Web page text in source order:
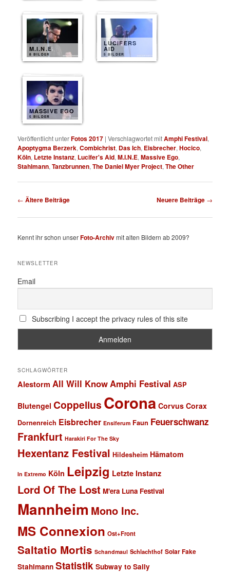
M.I.N.E
8 BILDER
LUCIFERS
AID
5 BILDER
MASSIVE EGO
5 BILDER
Veröffentlicht unterFotos 2017 |Verschlagwortet mitAmphi Festival,
Apoptygma Berzerk,Combichrist, Das Ich, Eisbrecher,Hocico,
Köln, Letzte Instanz, Lucifer's Aid,M.I.N.E,Massive Ego,
Stahlmann,Tanzbrunnen,The Daniel Myer Project,The Other
Beitragsnavigation
← Ältere Beiträge Neuere Beiträge →
Kennt ihr schon unserFoto-Archivmit alten Bildern ab 2009?
NEWSLETTER
Email
Subscribing I accept the privacy rules of this site
SCHLAGWÖRTER
Alestorm All Will KnowAmphi Festival ASP
Blutengel Coppelius Corona Corvus Corax
Dornenreich Eisbrecher Ensiferum Faun Feuerschwanz
Frankfurt Harakiri For The Sky
Hexentanz Festival Hildesheim Hämatom
In Extremo Köln Leipzig Letzte Instanz
Lord Of The Lost M'era Luna Festival
Mannheim Mono Inc.
MS Connexion Ost+Front
Saltatio Mortis Schandmaul Schlachthof Solar Fake
Stahlmann Statistik Subway to Sally